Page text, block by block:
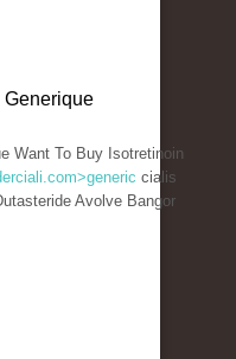
Want To Buy Isotretinoin
cialis
Avolve Bangor